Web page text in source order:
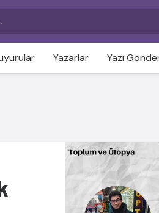
Yazarlar Yazı